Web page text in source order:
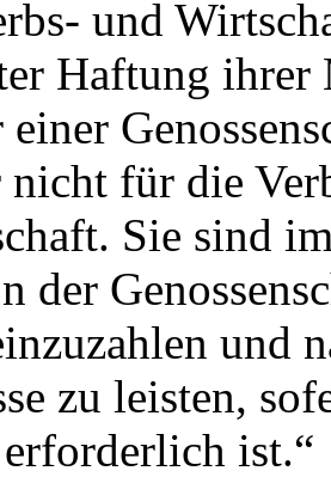
und
Haftung
nicht für die
Sie sind
der
und
zu leisten,
ist.“